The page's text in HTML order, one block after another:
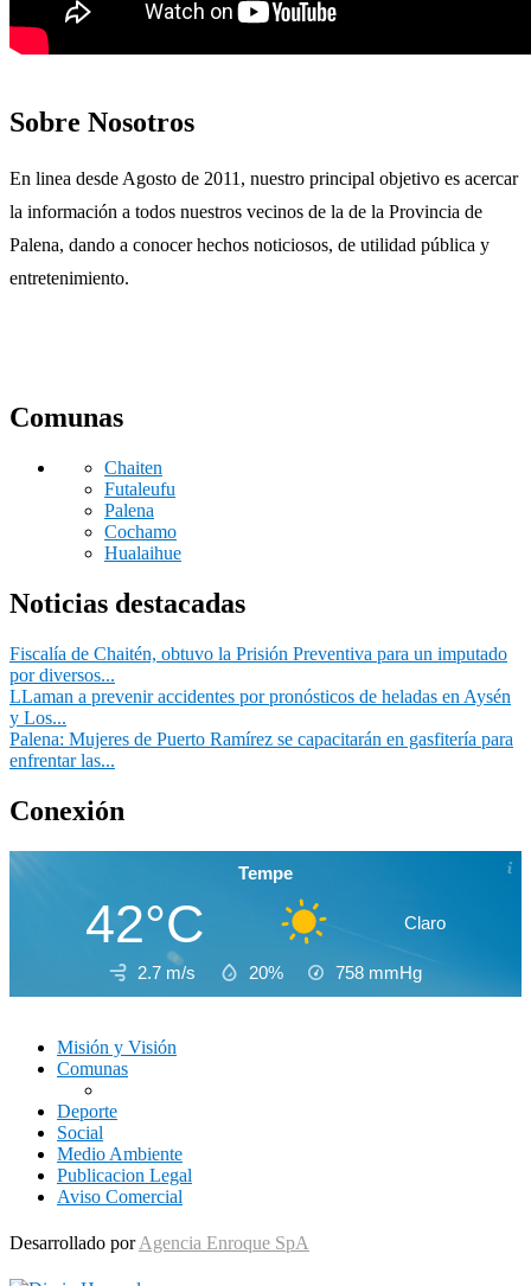
Sobre Nosotros
En linea desde Agosto de 2011, nuestro principal objetivo es acercar
la información a todos nuestros vecinos de la de la Provincia de
Palena, dando a conocer hechos noticiosos, de utilidad pública y
entretenimiento.
Comunas
Chaiten
Futaleufu
Palena
Cochamo
Hualaihue
Noticias destacadas
Fiscalía de Chaitén, obtuvo la Prisión Preventiva para un imputado
por diversos...
LLaman a prevenir accidentes por pronósticos de heladas en Aysén
y Los...
Palena: Mujeres de Puerto Ramírez se capacitarán en gasfitería para
enfrentar las...
Conexión
Tempe
42°C Claro
2.7 m/s 20% 758 mmHg
Misión y Visión
Comunas
Deporte
Social
Medio Ambiente
Publicacion Legal
Aviso Comercial
Desarrollado por Agencia Enroque SpA